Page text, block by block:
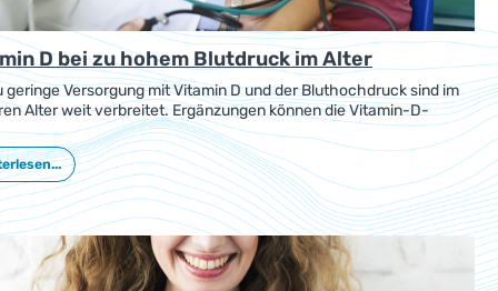
D bei zu hohem Blutdruck im Alter
geringe Versorgung mit Vitamin D und der Bluthochdruck sind im
Alter weit verbreitet. Ergänzungen können die Vitamin-D-
ausgleichen, das kann vor allem bei übergewichtigen Senioren
einem verbesserten Blutdruck beitragen.